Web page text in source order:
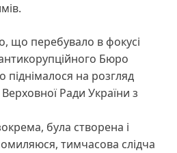
що перебувало в фокусі
Бюро
піднімалося на розгляд
Ради України з
була створена і
тимчасова слідча